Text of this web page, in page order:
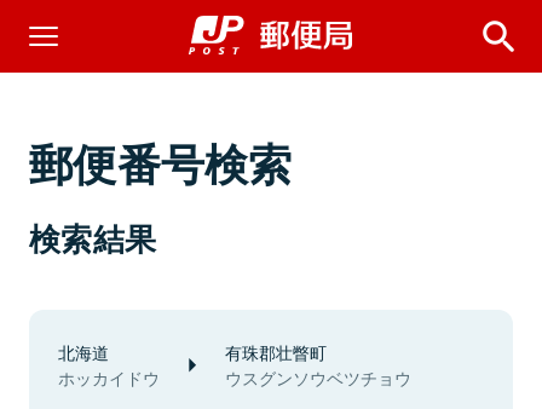
郵便番号検索
検索結果
北海道
ホッカイドウ
有珠郡壮瞥町
ウスグンソウベツチョウ